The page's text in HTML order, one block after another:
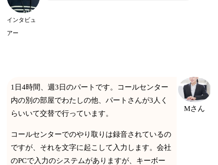
インタビュ
アー
1日4時間、週3日のパートです。コールセンター
内の別の部屋でわたしの他、パートさんが3人く
らいいて交替で行っています。
コールセンターでのやり取りは録音されているの
ですが、それを文字に起こして入力します。会社
のPCで入力のシステムがありますが、キーボー
Mさん